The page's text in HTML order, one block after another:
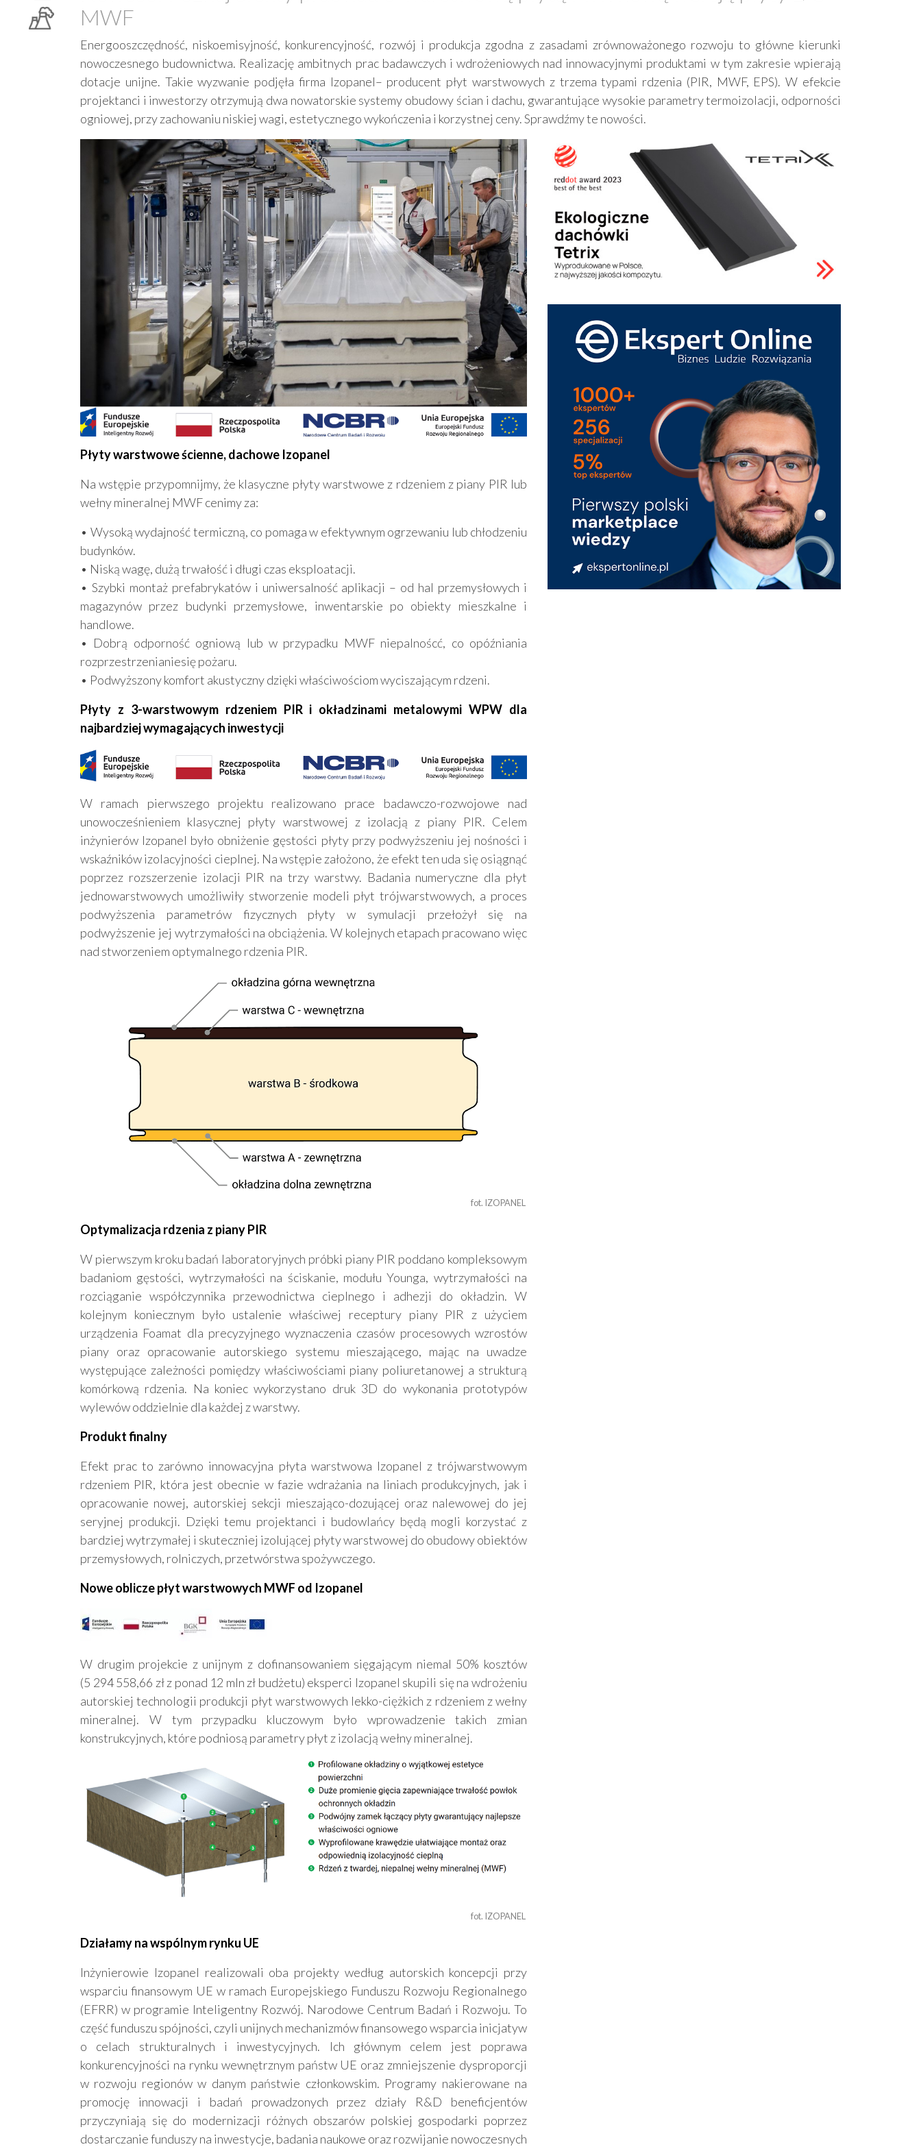
MWF
Energooszczędność, niskoemisyjność, konkurencyjność, rozwój i produkcja zgodna z zasadami zrównoważonego rozwoju to główne kierunki
nowoczesnego budownictwa. Realizację ambitnych prac badawczych i wdrożeniowych nad innowacyjnymi produktami w tym zakresie wpierają
dotacje unijne. Takie wyzwanie podjęła firma Izopanel– producent płyt warstwowych z trzema typami rdzenia (PIR, MWF, EPS). W efekcie
projektanci i inwestorzy otrzymują dwa nowatorskie systemy obudowy ścian i dachu, gwarantujące wysokie parametry termoizolacji, odporności
ogniowej, przy zachowaniu niskiej wagi, estetycznego wykończenia i korzystnej ceny. Sprawdźmy te nowości.
Płyty warstwowe ścienne, dachowe Izopanel
Na wstępie przypomnijmy, że klasyczne płyty warstwowe z rdzeniem z piany PIR lub
wełny mineralnej MWF cenimy za:
• Wysoką wydajność termiczną, co pomaga w efektywnym ogrzewaniu lub chłodzeniu
budynków.
• Niską wagę, dużą trwałość i długi czas eksploatacji.
• Szybki montaż prefabrykatów i uniwersalność aplikacji – od hal przemysłowych i
magazynów przez budynki przemysłowe, inwentarskie po obiekty mieszkalne i
handlowe.
• Dobrą odporność ogniową lub w przypadku MWF niepalnoścć, co opóźniania
rozprzestrzenianiesię pożaru.
• Podwyższony komfort akustyczny dzięki właściwościom wyciszającym rdzeni.
Płyty z 3-warstwowym rdzeniem PIR i okładzinami metalowymi WPW dla
najbardziej wymagających inwestycji
W ramach pierwszego projektu realizowano prace badawczo-rozwojowe nad
unowocześnieniem klasycznej płyty warstwowej z izolacją z piany PIR. Celem
inżynierów Izopanel było obniżenie gęstości płyty przy podwyższeniu jej nośności i
wskaźników izolacyjności cieplnej. Na wstępie założono, że efekt ten uda się osiągnąć
poprzez rozszerzenie izolacji PIR na trzy warstwy. Badania numeryczne dla płyt
jednowarstwowych umożliwiły stworzenie modeli płyt trójwarstwowych, a proces
podwyższenia parametrów fizycznych płyty w symulacji przełożył się na
podwyższenie jej wytrzymałości na obciążenia. W kolejnych etapach pracowano więc
nad stworzeniem optymalnego rdzenia PIR.
fot. IZOPANEL
Optymalizacja rdzenia z piany PIR
W pierwszym kroku badań laboratoryjnych próbki piany PIR poddano kompleksowym
badaniom gęstości, wytrzymałości na ściskanie, modułu Younga, wytrzymałości na
rozciąganie współczynnika przewodnictwa cieplnego i adhezji do okładzin. W
kolejnym koniecznym było ustalenie właściwej receptury piany PIR z użyciem
urządzenia Foamat dla precyzyjnego wyznaczenia czasów procesowych wzrostów
piany oraz opracowanie autorskiego systemu mieszającego, mając na uwadze
występujące zależności pomiędzy właściwościami piany poliuretanowej a strukturą
komórkową rdzenia. Na koniec wykorzystano druk 3D do wykonania prototypów
wylewów oddzielnie dla każdej z warstwy.
Produkt finalny
Efekt prac to zarówno innowacyjna płyta warstwowa Izopanel z trójwarstwowym
rdzeniem PIR, która jest obecnie w fazie wdrażania na liniach produkcyjnych, jak i
opracowanie nowej, autorskiej sekcji mieszająco-dozującej oraz nalewowej do jej
seryjnej produkcji. Dzięki temu projektanci i budowlańcy będą mogli korzystać z
bardziej wytrzymałej i skuteczniej izolującej płyty warstwowej do obudowy obiektów
przemysłowych, rolniczych, przetwórstwa spożywczego.
Nowe oblicze płyt warstwowych MWF od Izopanel
W drugim projekcie z unijnym z dofinansowaniem sięgającym niemal 50% kosztów
(5 294 558,66 zł z ponad 12 mln zł budżetu) eksperci Izopanel skupili się na wdrożeniu
autorskiej technologii produkcji płyt warstwowych lekko-ciężkich z rdzeniem z wełny
mineralnej. W tym przypadku kluczowym było wprowadzenie takich zmian
konstrukcyjnych, które podniosą parametry płyt z izolacją wełny mineralnej.
fot. IZOPANEL
Działamy na wspólnym rynku UE
Inżynierowie Izopanel realizowali oba projekty według autorskich koncepcji przy
wsparciu finansowym UE w ramach Europejskiego Funduszu Rozwoju Regionalnego
(EFRR) w programie Inteligentny Rozwój. Narodowe Centrum Badań i Rozwoju. To
część funduszu spójności, czyli unijnych mechanizmów finansowego wsparcia inicjatyw
o celach strukturalnych i inwestycyjnych. Ich głównym celem jest poprawa
konkurencyjności na rynku wewnętrznym państw UE oraz zmniejszenie dysproporcji
w rozwoju regionów w danym państwie członkowskim. Programy nakierowane na
promocję innowacji i badań prowadzonych przez działy R&D beneficjentów
przyczyniają się do modernizacji różnych obszarów polskiej gospodarki poprzez
dostarczanie funduszy na inwestycje, badania naukowe oraz rozwijanie nowoczesnych